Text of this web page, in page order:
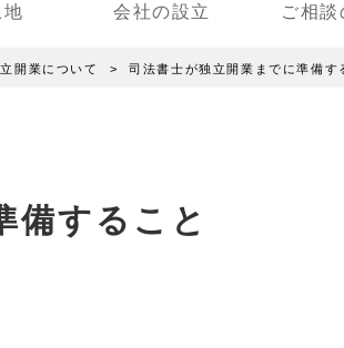
地 会社の設立 ご相談
開業について 司法書士が独立開業までに準備す
備すること